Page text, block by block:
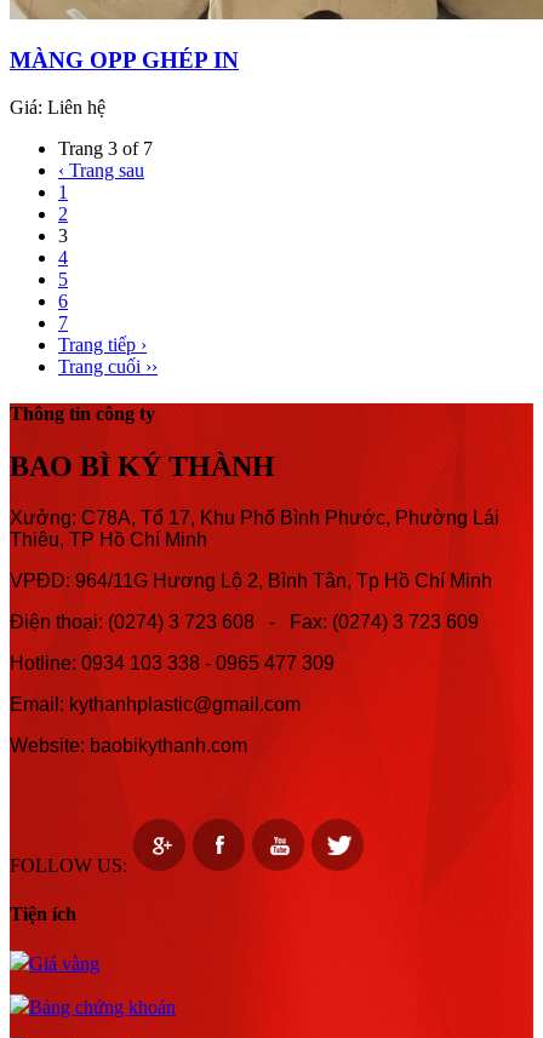
MÀNG OPP GHÉP IN
Giá: Liên hệ
Trang 3 of 7
‹ Trang sau
1
2
3
4
5
6
7
Trang tiếp ›
Trang cuối ››
Thông tin công ty
BAO BÌ KÝ THÀNH
Xưởng: C78A, Tổ 17, Khu Phố Bình Phước, Phường Lái
Thiêu, TP Hồ Chí Minh
VPĐD: 964/11G Hương Lộ 2, Bình Tân, Tp Hồ Chí Minh
Điện thoại: (0274) 3 723 608 - Fax: (0274) 3 723 609
Hotline: 0934 103 338 - 0965 477 309
Email: kythanhplastic@gmail.com
Website: baobikythanh.com
FOLLOW US:
Tiện ích
Giá vàng
Bảng chứng khoán